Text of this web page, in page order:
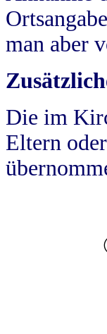
man aber
Die im
Eltern